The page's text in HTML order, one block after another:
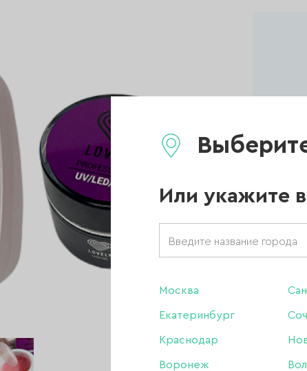
Или укажите
Москва
Екатеринбург
Краснодар
Воронеж